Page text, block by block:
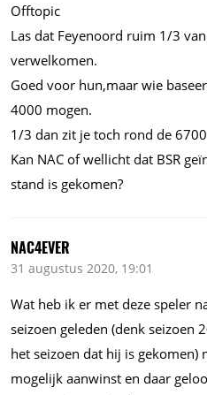
Offtopic
Las dat Feyenoord ruim 1/3
verwelkomen.
Goed voor hun,maar wie
4000 mogen.
1/3 dan zit je toch rond de
Kan NAC of wellicht dat BSR
stand is gekomen?
NAC4EVER
31 augustus 2020, 19:01
Wat heb ik er met deze speler
seizoen geleden (denk seizoen
het seizoen dat hij is gekomen)
mogelijk aanwinst en daar